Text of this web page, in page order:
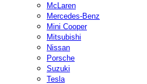
McLaren
Mercedes-Benz
Mini Cooper
Mitsubishi
Nissan
Porsche
Suzuki
Tesla